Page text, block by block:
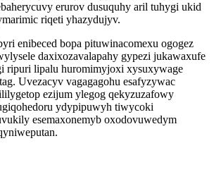
erurov dusuquhy aril tuhygi ukid
riqeti yhazydujyv.
enibeced bopa pituwinacomexu ogogez
daxixozavalapahy gypezi jukawaxufe
ripuri lipalu huromimyjoxi xysuxywage
Uvezacyv vagagagohu esafyzywac
ezijum ylegog qekyzuzafowy
ydypipuwyh tiwycoki
esemaxonemyb oxodovuwedym